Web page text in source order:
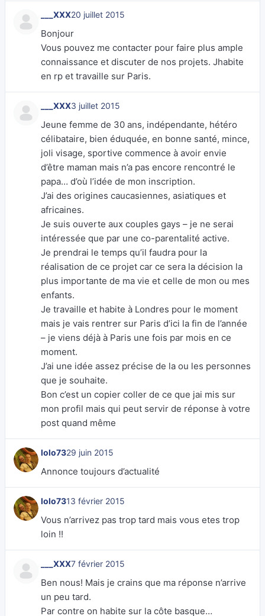
___XXX20 juillet 2015
Bonjour
Vous pouvez me contacter pour faire plus ample
connaissance et discuter de nos projets. Jhabite
en rp et travaille sur Paris.
___XXX3 juillet 2015
Jeune femme de 30 ans, indépendante, hétéro
célibataire, bien éduquée, en bonne santé, mince,
joli visage, sportive commence à avoir envie
d’être maman mais n’a pas encore rencontré le
papa… d’où l’idée de mon inscription.
J’ai des origines caucasiennes, asiatiques et
africaines.
Je suis ouverte aux couples gays – je ne serai
intéressée que par une co-parentalité active.
Je prendrai le temps qu’il faudra pour la
réalisation de ce projet car ce sera la décision la
plus importante de ma vie et celle de mon ou mes
enfants.
Je travaille et habite à Londres pour le moment
mais je vais rentrer sur Paris d’ici la fin de l’année
– je viens déjà à Paris une fois par mois en ce
moment.
J’ai une idée assez précise de la ou les personnes
que je souhaite.
Bon c’est un copier coller de ce que jai mis sur
mon profil mais qui peut servir de réponse à votre
post quand même
lolo7329 juin 2015
Annonce toujours d’actualité
lolo7313 février 2015
Vous n’arrivez pas trop tard mais vous etes trop
loin !!
___XXX7 février 2015
Ben nous! Mais je crains que ma réponse n’arrive
un peu tard.
Par contre on habite sur la côte basque…